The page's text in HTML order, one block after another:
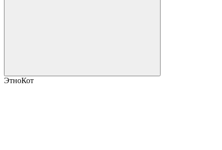
ЭтноКот